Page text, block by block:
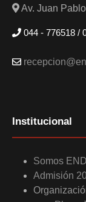
Av. Juan
044 - 776518 /
Institucional
Somos
Admisión